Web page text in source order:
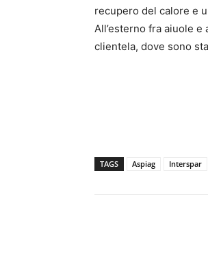
recupero del calore e
All’esterno fra aiuole
clientela, dove sono
TAGS Aspiag Interspar